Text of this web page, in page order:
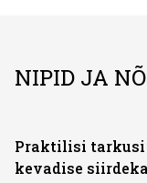
NIPID JA
Praktilisi tarkusi
kevadise